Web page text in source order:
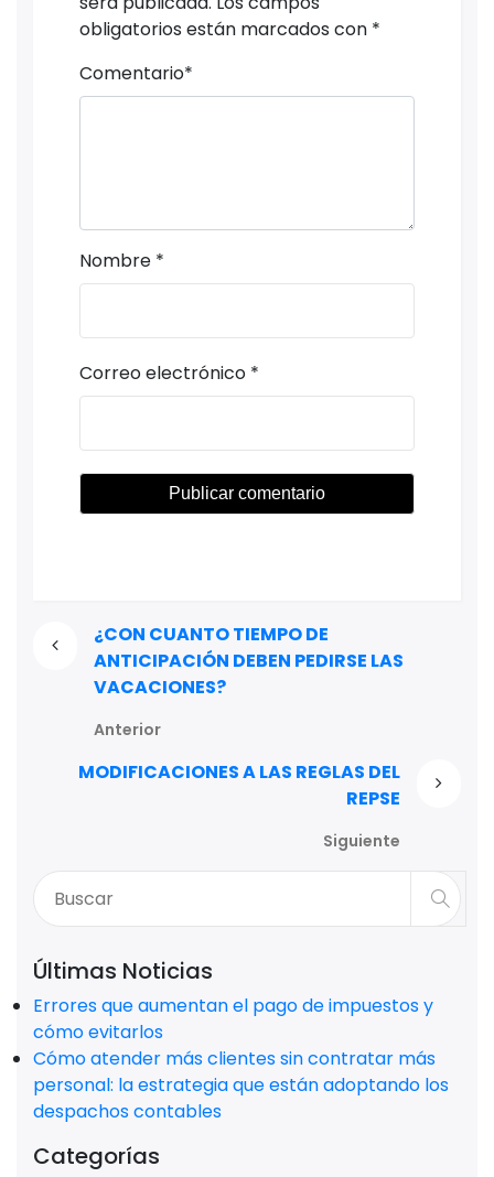
obligatorios están marcados con *
Comentario*
Nombre *
Correo electrónico *
¿CON CUANTO TIEMPO DE
ANTICIPACIÓN DEBEN PEDIRSE LAS
VACACIONES?
Anterior
MODIFICACIONES A LAS REGLAS DEL
REPSE
Siguiente
Últimas Noticias
Errores que aumentan el pago de impuestos y
cómo evitarlos
Cómo atender más clientes sin contratar más
personal: la estrategia que están adoptando los
despachos contables
Categorías